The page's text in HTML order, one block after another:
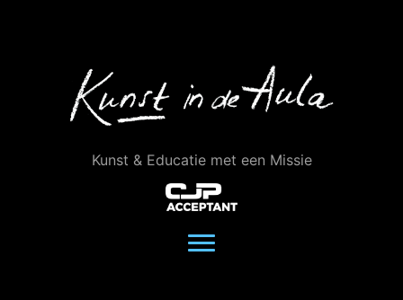
Kunst & Educatie met een Missie